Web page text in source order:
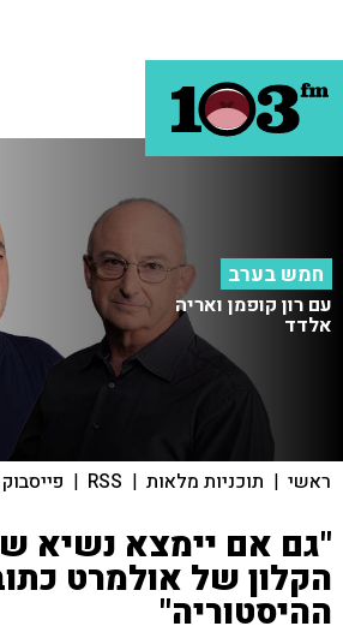
חמש בערב
עם רון קופמן ואריה
אלדד
ראשי | תוכניות מלאות |
RSS
| פייסבוק
"גם אם יימצא נשיא
הקלון של אולמרט
ההיסטוריה"